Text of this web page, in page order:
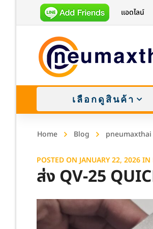
แอดไลน์
เลือกดูสินค้า
Home Blog
POSTED ON JANUARY 22, 2026IN
ส่ง QV-25